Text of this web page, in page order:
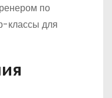
по
классы для